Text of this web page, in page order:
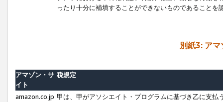
ったり十分に補填することができないものであることを
別紙3: ア
アマゾン・サ
イト
税規定
amazon.co.jp 甲は、甲がアソシエイト・プログラムに基づき乙に支